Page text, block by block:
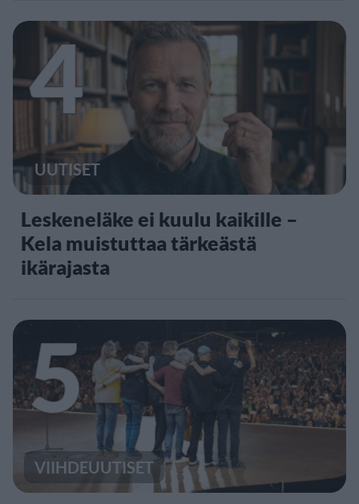
4
UUTISET
Leskeneläke ei kuulu kaikille –
Kela muistuttaa tärkeästä
ikärajasta
5
VIIHDEUUTISET